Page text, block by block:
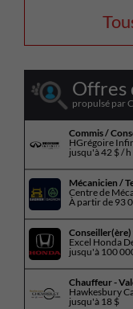
Offres
propulsé par
Commis /
HGrégoire
jusqu'à42 $ / h
Mécanicien /
Centre de
À partir de 93
Excel Honda
jusqu'à 100
Chauffeur -
Hawkesbury
jusqu'à 18 $